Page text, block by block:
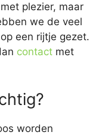
plezier, maar
we de veel
een rijtje gezet.
contact met
worden